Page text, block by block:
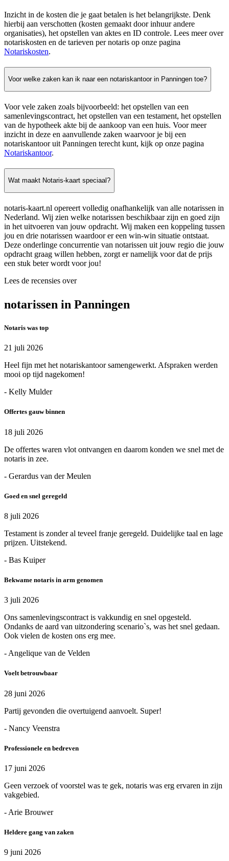
Inzicht in de kosten die je gaat betalen is het belangrijkste. Denk
hierbij aan verschotten (kosten gemaakt door inhuur andere
organisaties), het opstellen van aktes en ID controle. Lees meer over
notariskosten en de tarieven per notaris op onze pagina
Notariskosten.
Voor welke zaken kan ik naar een notariskantoor in Panningen toe?
Voor vele zaken zoals bijvoorbeeld: het opstellen van een
samenlevingscontract, het opstellen van een testament, het opstellen
van de hypotheek akte bij de aankoop van een huis. Voor meer
inzicht in deze en aanvullende zaken waarvoor je bij een
notariskantoor uit Panningen terecht kunt, kijk op onze pagina
Notariskantoor.
Wat maakt Notaris-kaart speciaal?
notaris-kaart.nl opereert volledig onafhankelijk van alle notarissen in
Nederland. Wij zien welke notarissen beschikbaar zijn en goed zijn
in het uitvoeren van jouw opdracht. Wij maken een koppeling tussen
jou en drie notarissen waardoor er een win-win situatie ontstaat.
Deze onderlinge concurrentie van notarissen uit jouw regio die jouw
opdracht graag willen hebben, zorgt er namelijk voor dat de prijs
een stuk beter wordt voor jou!
Lees de recensies over
notarissen in Panningen
Notaris was top
21 juli 2026
Heel fijn met het notariskantoor samengewerkt. Afspraken werden
mooi op tijd nagekomen!
- Kelly Mulder
Offertes gauw binnen
18 juli 2026
De offertes waren vlot ontvangen en daarom konden we snel met de
notaris in zee.
- Gerardus van der Meulen
Goed en snel geregeld
8 juli 2026
Testament is zonder al teveel franje geregeld. Duidelijke taal en lage
prijzen. Uitstekend.
- Bas Kuiper
Bekwame notaris in arm genomen
3 juli 2026
Ons samenlevingscontract is vakkundig en snel opgesteld.
Ondanks de aard van uitzondering scenario`s, was het snel gedaan.
Ook vielen de kosten ons erg mee.
- Angelique van de Velden
Voelt betrouwbaar
28 juni 2026
Partij gevonden die overtuigend aanvoelt. Super!
- Nancy Veenstra
Professionele en bedreven
17 juni 2026
Geen verzoek of voorstel was te gek, notaris was erg ervaren in zijn
vakgebied.
- Arie Brouwer
Heldere gang van zaken
9 juni 2026